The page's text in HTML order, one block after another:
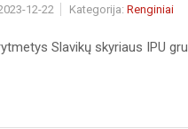
12-22 Kategorija: Renginiai
Slavikų skyriaus IPU